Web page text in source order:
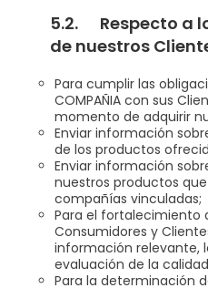
5.2. Respecto a
de nuestros
Para cumplir las
COMPAÑIA con sus
momento de adquirir
Enviar información
de los productos
Enviar información
nuestros productos que
compañías vinculadas;
Para el fortalecimiento
Consumidores y
información relevante,
evaluación de la
Para la determinación